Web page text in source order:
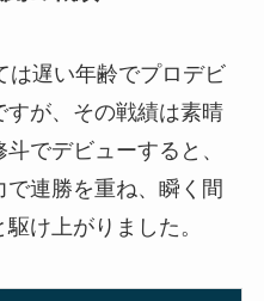
は遅い年齢でプロデビ
すが、その戦績は素晴
でデビューすると、
連勝を重ね、瞬く間
け上がりました。